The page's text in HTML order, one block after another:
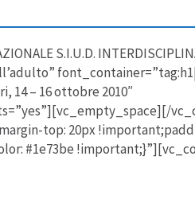
S.I.U.D.
14 – 16 ottobre 2010″
top: 20px
#1e73be